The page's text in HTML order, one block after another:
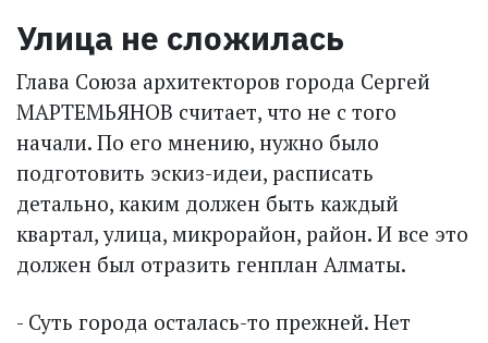
Улица не сложилась
Глава Союза архитекторов города Сергей
МАРТЕМЬЯНОВ считает, что не с того
начали. По его мнению, нужно было
подготовить эскиз-идеи, расписать
детально, каким должен быть каждый
квартал, улица, микрорайон, район. И все это
должен был отразить генплан Алматы.
- Суть города осталась-то прежней. Нет